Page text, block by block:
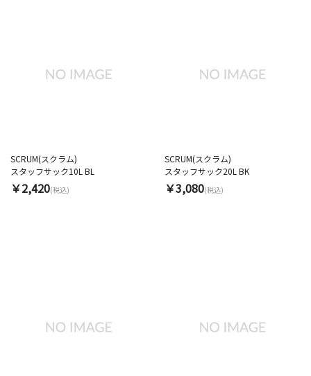
SCRUM(スクラム)
スタッフサック10L BL
￥2,420(税込)
SCRUM(スクラム)
スタッフサック20L BK
￥3,080(税込)